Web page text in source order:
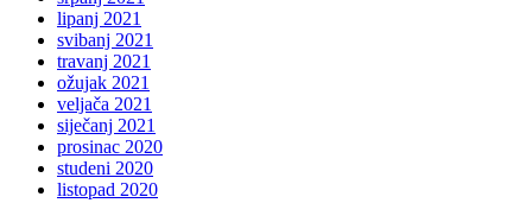
lipanj 2021
svibanj 2021
travanj 2021
ožujak 2021
veljača 2021
siječanj 2021
prosinac 2020
studeni 2020
listopad 2020